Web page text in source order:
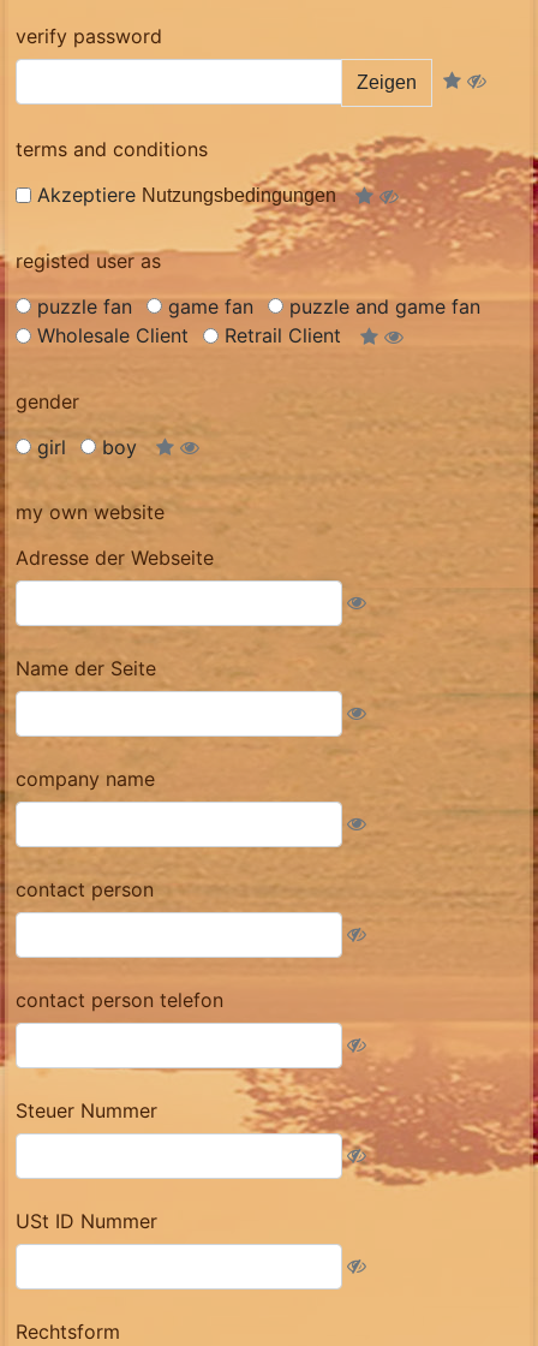
verify password
Zeigen
terms and conditions
Akzeptiere Nutzungsbedingungen
registed user as
puzzle fan
game fan
puzzle and game fan
Wholesale Client
Retrail Client
gender
girl
boy
my own website
Adresse der Webseite
Name der Seite
company name
contact person
contact person telefon
Steuer Nummer
USt ID Nummer
Rechtsform